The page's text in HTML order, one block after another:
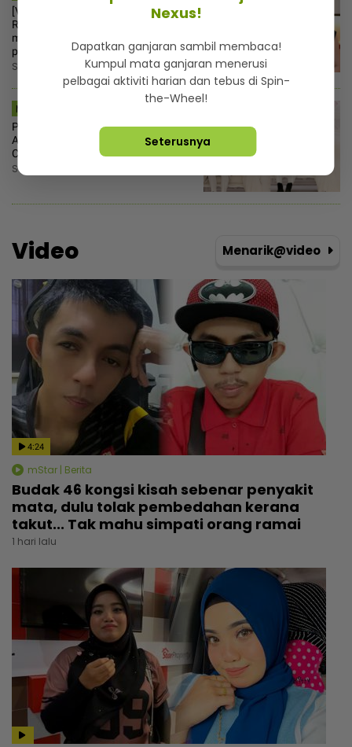
[V] “Macam tak rasa bersalah“ -
Ruhainies ambil tindakan, vendor
makanan salah guna nama untuk
pemasaran
Sabtu, 8 Ogos 2026 2:30 PM
MSTAR | SEMASA
Puteri Sultan Pahang, Tengku Ilyana
Alia selamat disatukan dengan
Christopher Lionel Froggatt
Sabtu, 8 Ogos 2026 2:25 PM
Video Menarik@video
4:24
mStar | Berita
Budak 46 kongsi kisah sebenar penyakit
mata, dulu tolak pembedahan kerana
takut... Tak mahu simpati orang ramai
1 hari lalu
Nexus!
Dapatkan ganjaran sambil membaca!
Kumpul mata ganjaran menerusi
pelbagai aktiviti harian dan tebus di Spin-
the-Wheel!
Seterusnya